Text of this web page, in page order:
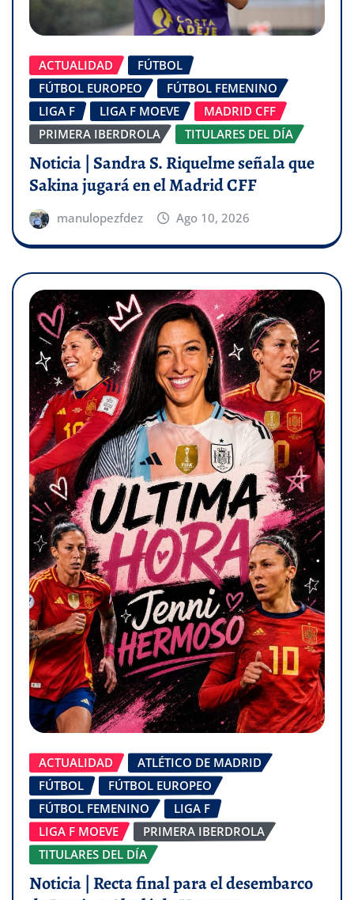
ACTUALIDAD
FÚTBOL
FÚTBOL EUROPEO
FÚTBOL FEMENINO
LIGA F
LIGA F MOEVE
MADRID CFF
PRIMERA IBERDROLA
TITULARES DEL DÍA
Noticia | Sandra S. Riquelme señala que
Sakina jugará en el Madrid CFF
manulopezfdez Ago 10, 2026
ACTUALIDAD
ATLÉTICO DE MADRID
FÚTBOL
FÚTBOL EUROPEO
FÚTBOL FEMENINO
LIGA F
LIGA F MOEVE
PRIMERA IBERDROLA
TITULARES DEL DÍA
Noticia | Recta final para el desembarco